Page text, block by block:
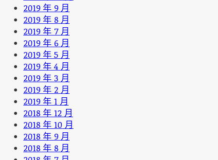
2019 年 9 月
2019 年 8 月
2019 年 7 月
2019 年 6 月
2019 年 5 月
2019 年 4 月
2019 年 3 月
2019 年 2 月
2019 年 1 月
2018 年 12 月
2018 年 10 月
2018 年 9 月
2018 年 8 月